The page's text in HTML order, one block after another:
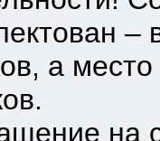
–
а место
на